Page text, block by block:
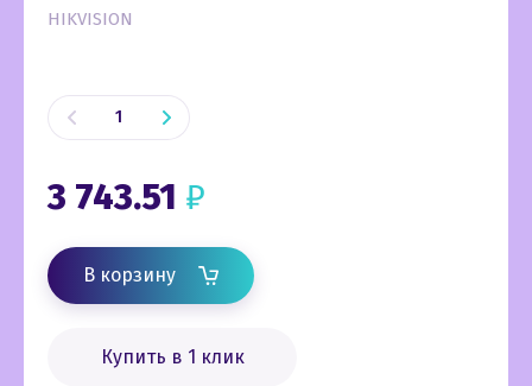
HIKVISION
3 743.51 ₽
В корзину
Купить в 1 клик